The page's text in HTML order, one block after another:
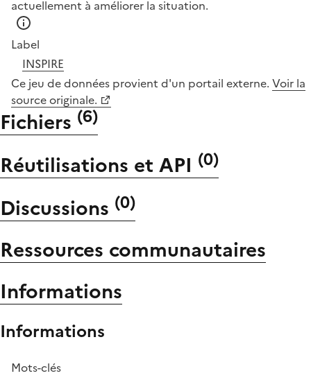
actuellement à améliorer la situation.
Label
INSPIRE
Ce jeu de données provient d'un portail externe. Voir la
source originale.
Fichiers (6)
Réutilisations et API (0)
Discussions (0)
Ressources communautaires
Informations
Informations
Mots-clés